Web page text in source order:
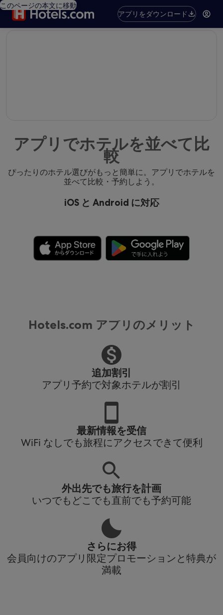
このページの本文に移動
アプリをダウンロード
アプリでホテルを並べて比
較
ぴったりのホテル選びがもっと簡単に。アプリでホテルを
並べて比較・予約しよう。
iOS と Android に対応
Hotels.com アプリのメリット
追加割引
アプリ予約で対象ホテルが割引
最新情報を受信
WiFi なしでも旅程にアクセスできて便利
外出先でも旅行を計画
いつでもどこでも直前でも予約可能
さらにお得
会員向けのアプリ限定プロモーションと特典が
満載